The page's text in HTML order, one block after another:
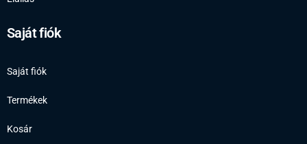
Saját fiók
Saját fiók
Termékek
Kosár